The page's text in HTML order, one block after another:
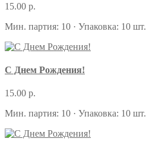
15.00 р.
Мин. партия: 10 · Упаковка: 10 шт.
С Днем Рождения!
15.00 р.
Мин. партия: 10 · Упаковка: 10 шт.